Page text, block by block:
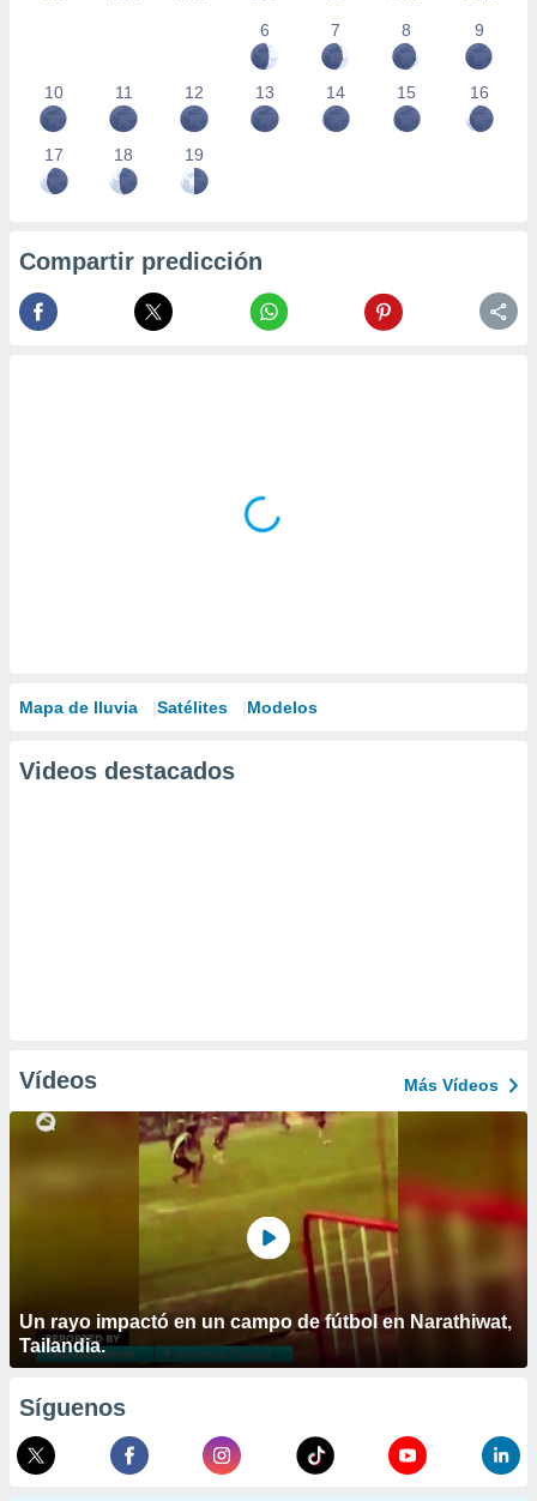
6
7 8 9
10 11 12 13 14 15 16
17 18 19
Compartir predicción
Mapa de lluvia Satélites Modelos
Videos destacados
Vídeos Más Vídeos
Un rayo impactó en un campo de fútbol en Narathiwat,
Tailandia.
Síguenos